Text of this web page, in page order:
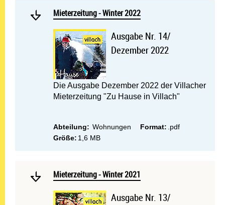
Mehr lesen: Mieterzeitung
Mieterzeitung - Winter 2022
Mieterzeitung - Winter 2022
Ausgabe Nr. 14/
Dezember 2022
Die Ausgabe Dezember 2022 der Villacher
Mieterzeitung "Zu Hause in Villach"
Abteilung: Wohnungen Format: .pdf
Größe: 1,6 MB
Mehr lesen: Mieterzeitung
Mieterzeitung - Winter 2021
Mieterzeitung - Winter 2021
Ausgabe Nr. 13/